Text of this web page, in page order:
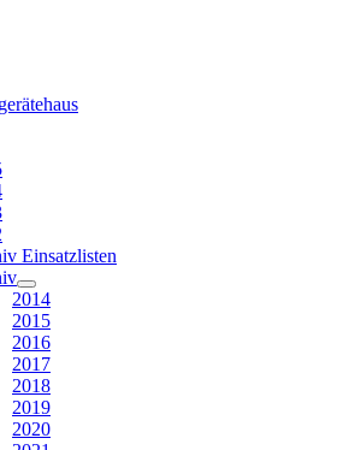
Einsatzlisten
2014
2015
2016
2017
2018
2019
2020